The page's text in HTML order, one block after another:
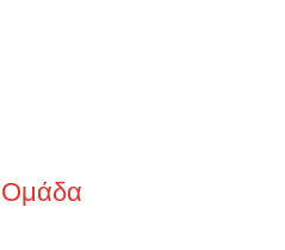
Ομάδα